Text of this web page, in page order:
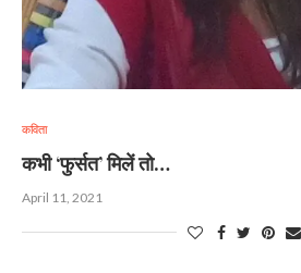
कविता
कभी ‘फुर्सत’ मिलें तो…
April 11, 2021